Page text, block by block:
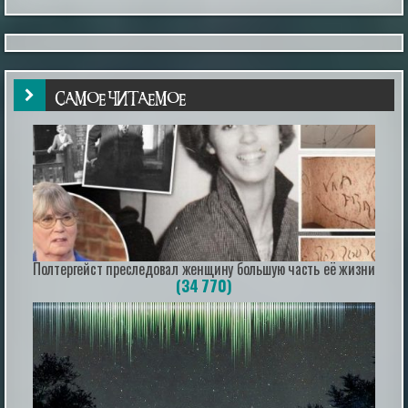
интенсивном взбивании, что создает эффект
|
Terafab: как будет выглядеть крупнейшая
фабрика чипов в мире
Terafab: как будет выглядеть крупнейшая фабрика
чипов в мире
naked-science.ru | 3 hours ago
Запрещённая древняя книга упоминает
падших ангелов, заточённых в Антарктиде
САМОЕ ЧИТАЕМОЕ
Полтергейст преследовал женщину большую часть её жизни
(34 770)